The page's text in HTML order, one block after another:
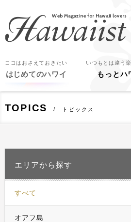
ココはおさえておきたい
はじめてのハワイ
いつもとは違う
もっとハ
TOPICS トピックス
エリアから探す
すべて
オアフ島